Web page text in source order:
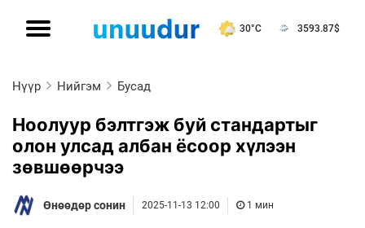
30°C 3593.87$
Нүүр Нийгэм Бусад
Ноолуур бэлтгэж буй стандартыг
олон улсад албан ёсоор хүлээн
зөвшөөрчээ
Өнөөдөр сонин 2025-11-13 12:00 1 мин